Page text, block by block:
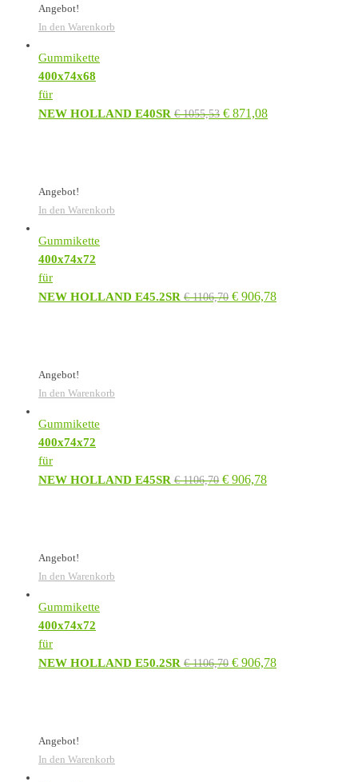
Angebot!
In den Warenkorb
Gummikette
400x74x68
für
NEW HOLLAND E40SR €1055,53 € 871,08
Angebot!
In den Warenkorb
Gummikette
400x74x72
für
NEW HOLLAND E45.2SR €1106,70 € 906,78
Angebot!
In den Warenkorb
Gummikette
400x74x72
für
NEW HOLLAND E45SR €1106,70 € 906,78
Angebot!
In den Warenkorb
Gummikette
400x74x72
für
NEW HOLLAND E50.2SR €1106,70 € 906,78
Angebot!
In den Warenkorb